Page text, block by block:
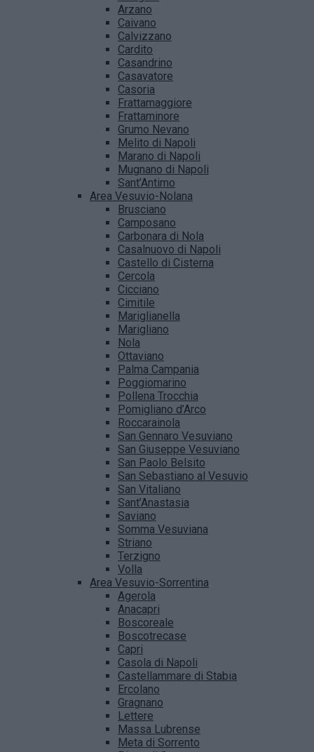
Arzano
Caivano
Calvizzano
Cardito
Casandrino
Casavatore
Casoria
Frattamaggiore
Frattaminore
Grumo Nevano
Melito di Napoli
Marano di Napoli
Mugnano di Napoli
Sant’Antimo
Area Vesuvio-Nolana
Brusciano
Camposano
Carbonara di Nola
Casalnuovo di Napoli
Castello di Cisterna
Cercola
Cicciano
Cimitile
Mariglianella
Marigliano
Nola
Ottaviano
Palma Campania
Poggiomarino
Pollena Trocchia
Pomigliano d’Arco
Roccarainola
San Gennaro Vesuviano
San Giuseppe Vesuviano
San Paolo Belsito
San Sebastiano al Vesuvio
San Vitaliano
Sant’Anastasia
Saviano
Somma Vesuviana
Striano
Terzigno
Volla
Area Vesuvio-Sorrentina
Agerola
Anacapri
Boscoreale
Boscotrecase
Capri
Casola di Napoli
Castellammare di Stabia
Ercolano
Gragnano
Lettere
Massa Lubrense
Meta di Sorrento